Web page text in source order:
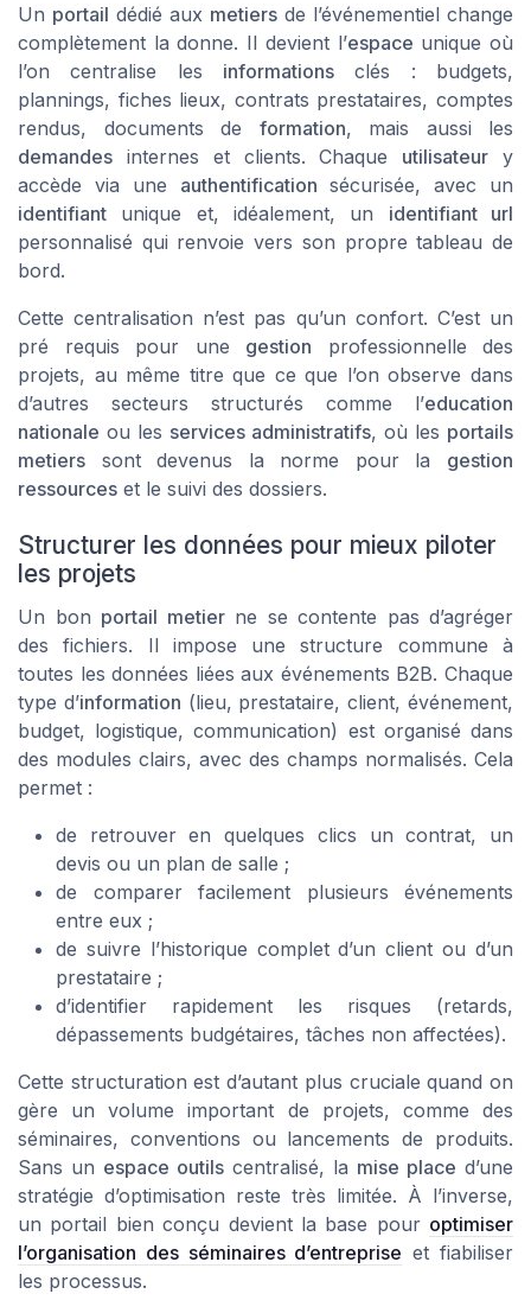
Un portail dédié aux metiers de l’événementiel change
complètement la donne. Il devient l’espace unique où
l’on centralise les informations clés : budgets,
plannings, fiches lieux, contrats prestataires, comptes
rendus, documents de formation, mais aussi les
demandes internes et clients. Chaque utilisateur y
accède via une authentification sécurisée, avec un
identifiant unique et, idéalement, un identifiant url
personnalisé qui renvoie vers son propre tableau de
bord.
Cette centralisation n’est pas qu’un confort. C’est un
pré requis pour une gestion professionnelle des
projets, au même titre que ce que l’on observe dans
d’autres secteurs structurés comme l’education
nationale ou les services administratifs, où les portails
metiers sont devenus la norme pour la gestion
ressources et le suivi des dossiers.
Structurer les données pour mieux piloter
les projets
Un bon portail metierne se contente pas d’agréger
des fichiers. Il impose une structure commune à
toutes les données liées aux événements B2B. Chaque
type d’information (lieu, prestataire, client, événement,
budget, logistique, communication) est organisé dans
des modules clairs, avec des champs normalisés. Cela
permet :
de retrouver en quelques clics un contrat, un
devis ou un plan de salle ;
de comparer facilement plusieurs événements
entre eux ;
de suivre l’historique complet d’un client ou d’un
prestataire ;
d’identifier rapidement les risques (retards,
dépassements budgétaires, tâches non affectées).
Cette structuration est d’autant plus cruciale quand on
gère un volume important de projets, comme des
séminaires, conventions ou lancements de produits.
Sans un espace outils centralisé, la mise place d’une
stratégie d’optimisation reste très limitée. À l’inverse,
un portail bien conçu devient la base pour optimiser
l’organisation des séminaires d’entreprise et fiabiliser
les processus.